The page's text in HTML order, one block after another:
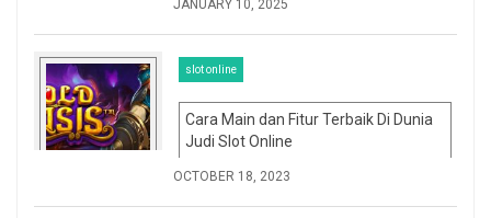
JANUARY 10, 2025
slot online
Cara Main dan Fitur Terbaik Di Dunia
Judi Slot Online
OCTOBER 18, 2023